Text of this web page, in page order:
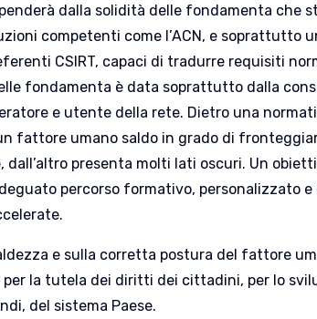
dalla solidità delle fondamenta che
competenti come l’ACN, e soprattutto
CSIRT, capaci di tradurre requisiti
fondamenta è data soprattutto dalla
e utente della rete. Dietro una
fattore umano saldo in grado di
dall’altro presenta molti lati oscuri. Un
percorso formativo, personalizzato e
e sulla corretta postura del fattore
per la tutela dei diritti dei cittadini, per lo
del sistema Paese.